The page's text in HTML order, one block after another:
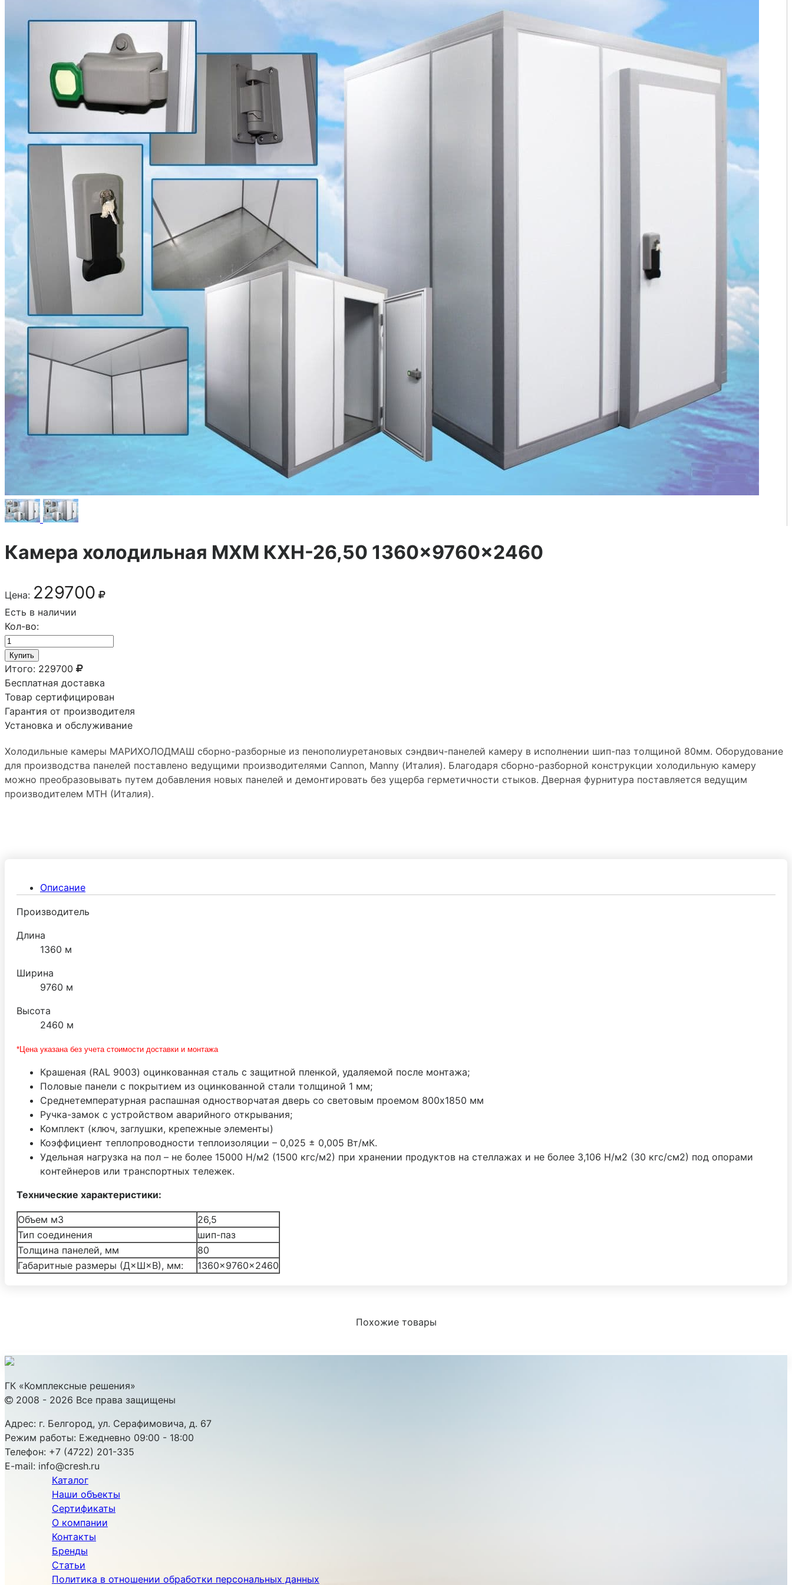
Камера холодильная МХМ КХН-26,50 1360×9760×2460
Цена: 229700
Есть в наличии
Кол-во:
Купить
Итого: 229700
Бесплатная доставка
Товар сертифицирован
Гарантия от производителя
Установка и обслуживание
Холодильные камеры МАРИХОЛОДМАШ сборно-разборные из пенополиуретановых сэндвич-панелей камеру в исполнении шип-паз толщиной 80мм. Оборудование
для производства панелей поставлено ведущими производителями Сannon, Manny (Италия). Благодаря сборно-разборной конструкции холодильную камеру
можно преобразовывать путем добавления новых панелей и демонтировать без ущерба герметичности стыков. Дверная фурнитура поставляется ведущим
производителем МТН (Италия).
Описание
Производитель
Длина
1360 м
Ширина
9760 м
Высота
2460 м
*Цена указана без учета стоимости доставки и монтажа
Крашеная (RAL 9003) оцинкованная сталь с защитной пленкой, удаляемой после монтажа;
Половые панели с покрытием из оцинкованной стали толщиной 1 мм;
Среднетемпературная распашная одностворчатая дверь со световым проемом 800х1850 мм
Ручка-замок с устройством аварийного открывания;
Комплект (ключ, заглушки, крепежные элементы)
Коэффициент теплопроводности теплоизоляции – 0,025 ± 0,005 Вт/мК.
Удельная нагрузка на пол – не более 15000 Н/м2 (1500 кгс/м2) при хранении продуктов на стеллажах и не более 3,106 Н/м2 (30 кгс/см2) под опорами
контейнеров или транспортных тележек.
Технические характеристики:
Объем м3
26,5
Тип соединения
шип-паз
Толщина панелей, мм
80
Габаритные размеры (Д×Ш×В), мм:
1360×9760×2460
Похожие товары
ГК «Комплексные решения»
2008 - 2026 Все права защищены
Адрес: г. Белгород, ул. Серафимовича, д. 67
Режим работы: Ежедневно 09:00 - 18:00
Телефон: +7 (4722) 201-335
E-mail: info@cresh.ru
Каталог
Наши объекты
Сертификаты
О компании
Контакты
Бренды
Статьи
Политика в отношении обработки персональных данных